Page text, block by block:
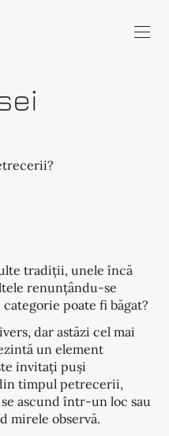
tradiții, unele încă
renunțându-se
poate fi băgat?
dar astăzi cel mai
un element
invitați puși
timpul petrecerii,
ascund într-un loc sau
mirele observă.